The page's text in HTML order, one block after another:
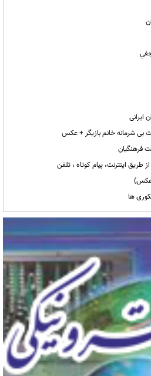
بی شرمانه خانم بازیگر + عکس
طریق اینترنت، پیام کوتاه ، تلفن
ها